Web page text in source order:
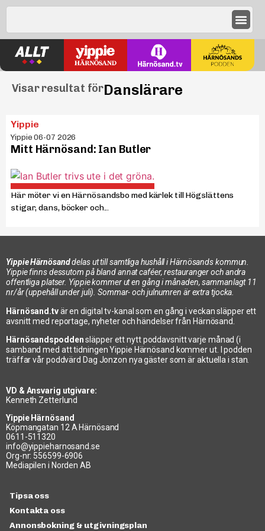
Visar resultat förDanslärare
Yippie
Yippie 06-07 2026
Mitt Härnösand: Ian Butler
Här möter vi en Härnösandsbo med kärlek till Högslättens
stigar, dans, böcker och...
Yippie Härnösanddelas ut till samtliga hushåll i Härnösands kommun.
Yippie finns dessutom på bland annat caféer, restauranger och andra
offentliga platser. Yippie kommer ut en gång i månaden, sammanlagt 11
nr/år (uppehåll under juli). Sommar- och julnumren är extra tjocka.
Härnösand.tvär en digital tv-kanal som en gång i veckan släpper ett
avsnitt med reportage, nyheter och händelser från Härnösand.
Härnösandspoddensläpper ett nytt poddavsnitt varje månad (i
samband med att tidningen Yippie Härnösand kommer ut. I podden
träffar vår poddvärd Dag Jonzon nya gäster som är aktuella i stan.
VD & Ansvarig utgivare:
Kenneth Zetterlund
Yippie Härnösand
Köpmangatan 12 A Härnösand
0611-511320
info@yippieharnosand.se
Org-nr: 556599-6906
Mediapilen i Norden AB
Tipsa oss
Kontakta oss
Annonsbokning & utgivningsplan